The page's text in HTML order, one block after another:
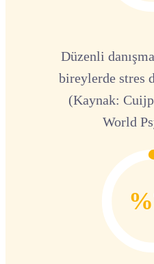
Düzenli
bireylerde stres
(Kaynak:
World